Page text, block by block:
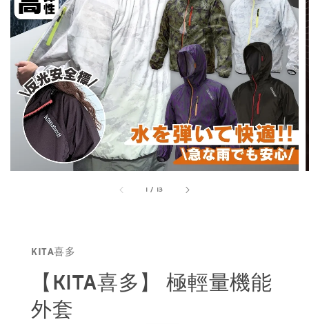
1 / 13
KITA喜多
【KITA喜多】 極輕量機能
外套